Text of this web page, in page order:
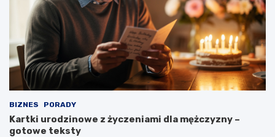
BIZNES PORADY
Kartki urodzinowe z życzeniami dla mężczyzny –
gotowe teksty